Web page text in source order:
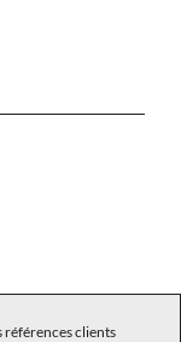
références clients